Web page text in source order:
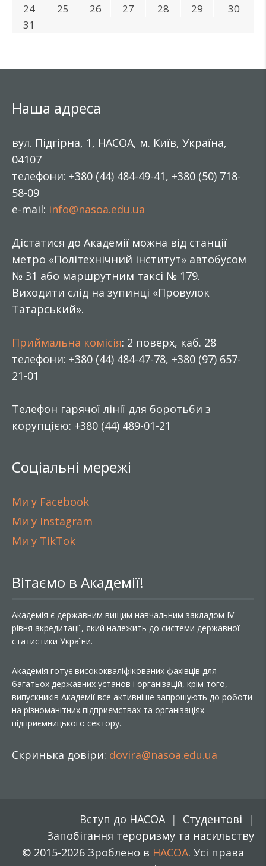
24
25 26 27 28 29
30
31
Наша адреса
вул. Підгірна, 1, НАСОА, м. Київ, Україна,
04107
телефони: +380 (44) 484-49-41, +380 (50) 718-
58-09
e-mail: info@nasoa.edu.ua
Дістатися до Академії можна від станції
метро «Політехнічний інститут» автобусом
№ 31 або маршрутним таксі № 179.
Виходити слід на зупинці «Провулок
Татарський».
Приймальна комісія: 2 поверх, каб. 28
телефони: +380 (44) 484-47-78, +380 (97) 657-
21-01
Телефон гарячої лінії для боротьби з
корупцією: +380 (44) 489-01-21
Соціальні мережі
Ми у Facebook
Ми у Instagram
Ми у TikTok
Вітаємо в Академії!
Академія є державним вищим навчальним закладом IV
рівня акредитації, який належить до системи державної
статистики України.
Академія готує висококваліфікованих фахівців для
багатьох державних установ і організацій, крім того,
випускників Академії все активніше запрошують до роботи
на різноманітних підприємствах та організаціях
підприємницького сектору.
Скринька довіри: dovira@nasoa.edu.ua
Вступ до НАСОА
Студентові
Запобігання тероризму та насильству
© 2015-2026 Зроблено в НАСОА. Усі права